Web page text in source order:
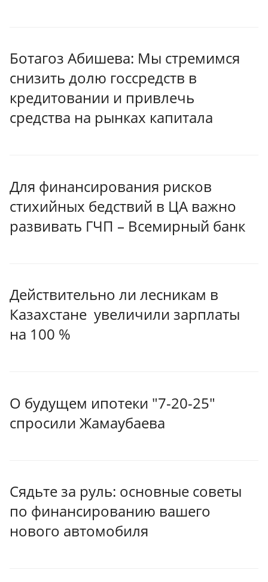
Ботагоз Абишева: Мы стремимся
снизить долю госсредств в
кредитовании и привлечь
средства на рынках капитала
Для финансирования рисков
стихийных бедствий в ЦА важно
развивать ГЧП – Всемирный банк
Действительно ли лесникам в
Казахстане увеличили зарплаты
на 100 %
О будущем ипотеки "7-20-25"
спросили Жамаубаева
Сядьте за руль: основные советы
по финансированию вашего
нового автомобиля